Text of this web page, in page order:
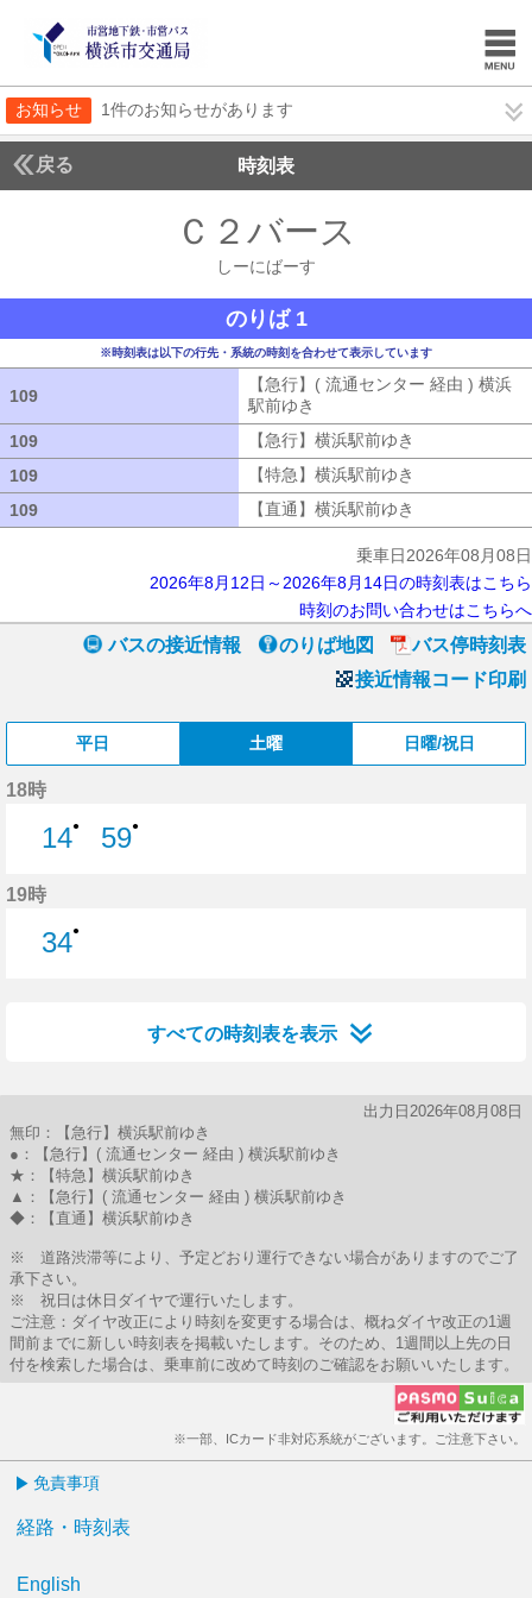
お知らせ 1件のお知らせがあります
戻る 時刻表
Ｃ２バース
しーにばーす
のりば 1
※時刻表は以下の行先・系統の時刻を合わせて表示しています
109
【急行】( 流通センター 経由 ) 横浜
駅前ゆき
109
【急行】横浜駅前ゆき
109
【特急】横浜駅前ゆき
109
【直通】横浜駅前ゆき
乗車日2026年08月08日
2026年8月12日～2026年8月14日の時刻表はこちら
時刻のお問い合わせはこちらへ
バスの接近情報 のりば地図
バス停時刻表
接近情報コード印刷
平日 土曜 日曜/祝日
18時
14●
59●
19時
34●
すべての時刻表を表示
出力日2026年08月08日
無印：【急行】横浜駅前ゆき
●：【急行】( 流通センター 経由 ) 横浜駅前ゆき
★：【特急】横浜駅前ゆき
▲：【急行】( 流通センター 経由 ) 横浜駅前ゆき
◆：【直通】横浜駅前ゆき
※ 道路渋滞等により、予定どおり運行できない場合がありますのでご了
承下さい。
※ 祝日は休日ダイヤで運行いたします。
ご注意：ダイヤ改正により時刻を変更する場合は、概ねダイヤ改正の1週
間前までに新しい時刻表を掲載いたします。そのため、1週間以上先の日
付を検索した場合は、乗車前に改めて時刻のご確認をお願いいたします。
※一部、ICカード非対応系統がございます。ご注意下さい。
免責事項
経路・時刻表
English